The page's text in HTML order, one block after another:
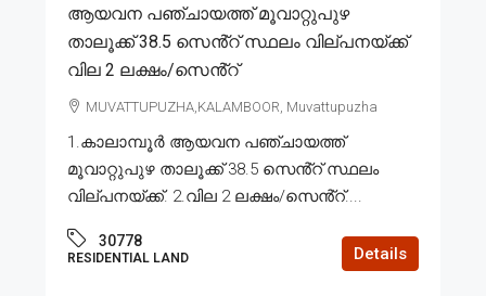
ആയവന പഞ്ചായത്ത് മൂവാറ്റുപുഴ
താലൂക്ക് 38.5 സെൻ്റ് സ്ഥലം വില്പനയ്ക്ക്
വില 2 ലക്ഷം/സെൻ്റ്
MUVATTUPUZHA,KALAMBOOR, Muvattupuzha
1.കാലാമ്പൂർ ആയവന പഞ്ചായത്ത്
മൂവാറ്റുപുഴ താലൂക്ക് 38.5 സെൻ്റ് സ്ഥലം
വില്പനയ്ക്ക്. 2.വില 2 ലക്ഷം/സെൻ്റ്....
30778
RESIDENTIAL LAND Details